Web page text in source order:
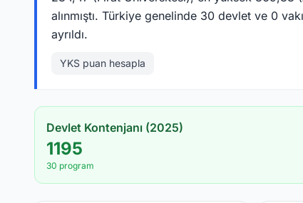
alınmıştı. Türkiye genelinde 30 devlet ve 0
ayrıldı.
YKS puan hesapla
Devlet Kontenjanı (2025)
1195
30 program